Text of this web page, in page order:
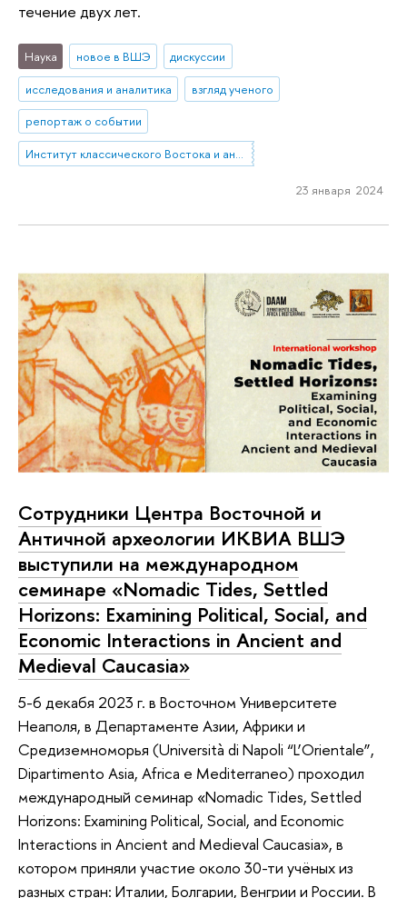
течение двух лет.
Наука новое в ВШЭ
дискуссии
исследования и аналитика
взгляд ученого
репортаж о событии
Институт классического Востока и античности
23 января 2024
Сотрудники Центра Восточной и
Античной археологии ИКВИА ВШЭ
выступили на международном
семинаре «Nomadic Tides, Settled
Horizons: Examining Political, Social, and
Economic Interactions in Ancient and
Medieval Caucasia»
5-6 декабя 2023 г. в Восточном Университете
Неаполя, в Департаменте Азии, Африки и
Средиземноморья (Università di Napoli “L’Orientale”,
Dipartimento Asia, Africa e Mediterraneo) проходил
международный семинар «Nomadic Tides, Settled
Horizons: Examining Political, Social, and Economic
Interactions in Ancient and Medieval Caucasia», в
котором приняли участие около 30-ти учёных из
разных стран: Италии, Болгарии, Венгрии и России. В